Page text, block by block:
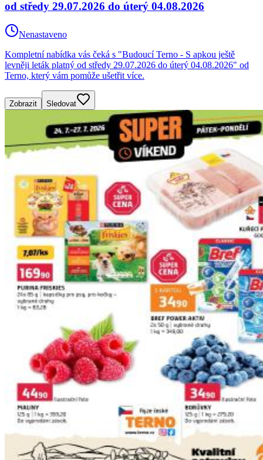
od středy 29.07.2026 do úterý 04.08.2026
Nenastaveno
Kompletní nabídka vás čeká s "Budoucí Terno - S apkou ještě
levněji leták platný od středy 29.07.2026 do úterý 04.08.2026" od
Terno, který vám pomůže ušetřit více.
Zobrazit Sledovat